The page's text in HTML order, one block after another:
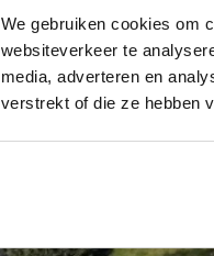
We gebruiken cookies om
websiteverkeer te
media, adverteren en
verstrekt of die ze hebben